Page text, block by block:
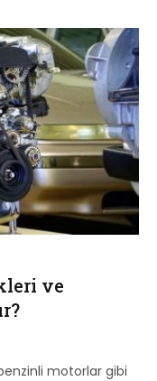
ve
motorlar gibi